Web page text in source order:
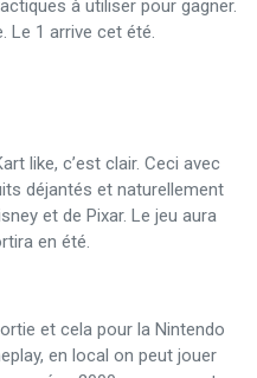
à utiliser pour gagner.
Le 1 arrive cet été.
like, c’est clair. Ceci avec
déjantés et naturellement
et de Pixar. Le jeu aura
en été.
et cela pour la Nintendo
en local on peut jouer